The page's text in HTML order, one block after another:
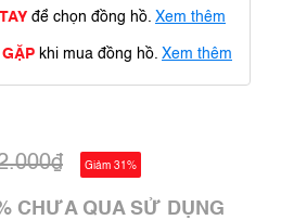
để chọn đồng hồ. Xem thêm
khi mua đồng hồ. Xem thêm
Giảm 31%
CHƯA QUA SỬ DỤNG